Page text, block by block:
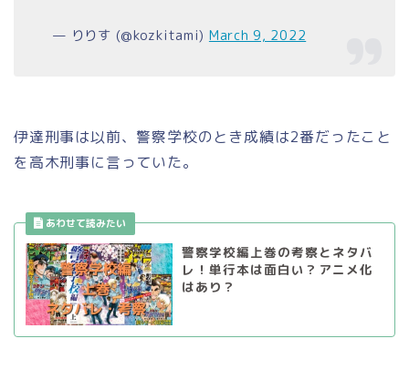
— りりす (@kozkitami) March 9, 2022
伊達刑事は以前、警察学校のとき成績は2番だったこと
を高木刑事に言っていた。
警察学校編上巻の考察とネタバ
レ！単行本は面白い？アニメ化
はあり？